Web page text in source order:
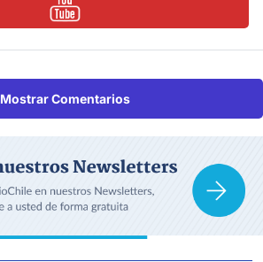
Mostrar Comentarios